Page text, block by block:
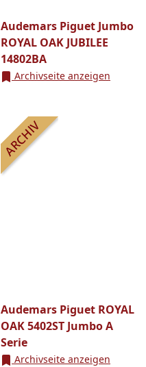
Audemars Piguet Jumbo
ROYAL OAK JUBILEE
14802BA
Archivseite anzeigen
Audemars Piguet ROYAL
OAK 5402ST Jumbo A
Serie
Archivseite anzeigen